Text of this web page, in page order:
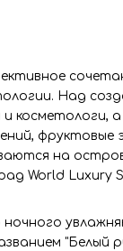
Над
косметологи,
фруктовые
на
World Luxury